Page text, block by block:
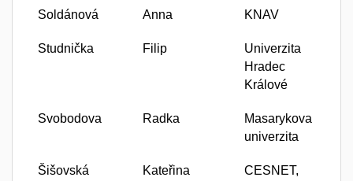
Soldánová Anna KNAV
Studnička Filip
Univerzita
Hradec
Králové
Svobodova Radka
Masarykova
univerzita
Šišovská Kateřina
CESNET,